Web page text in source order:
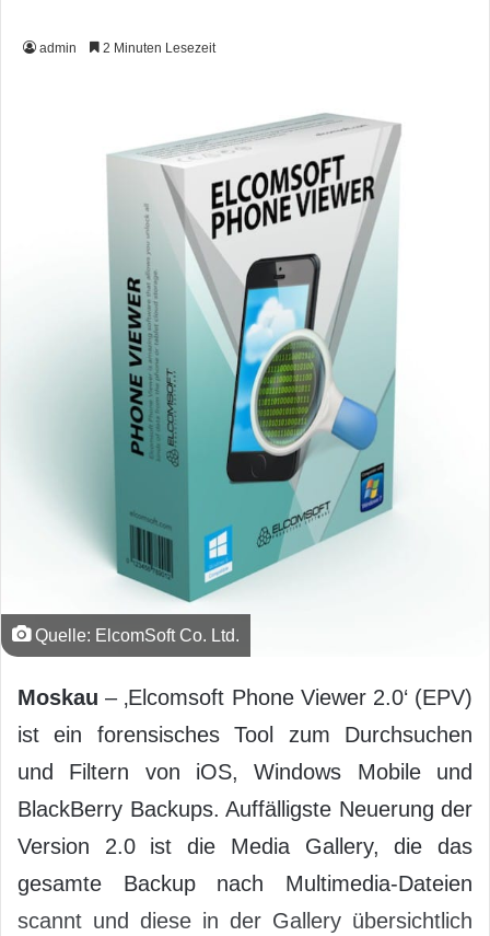
admin 2 Minuten Lesezeit
Quelle: ElcomSoft Co. Ltd.
Moskau – ‚Elcomsoft Phone Viewer 2.0‘ (EPV)
ist ein forensisches Tool zum Durchsuchen
und Filtern von iOS, Windows Mobile und
BlackBerry Backups. Auffälligste Neuerung der
Version 2.0 ist die Media Gallery, die das
gesamte Backup nach Multimedia-Dateien
scannt und diese in der Gallery übersichtlich